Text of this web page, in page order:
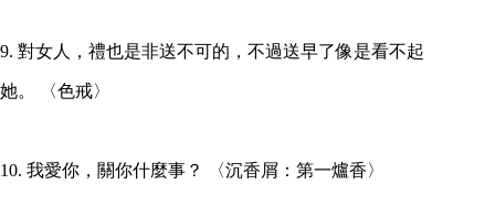
9. 對女人，禮也是非送不可的，不過送早了像是看不起
她。 〈色戒〉
10. 我愛你，關你什麼事？ 〈沉香屑：第一爐香〉